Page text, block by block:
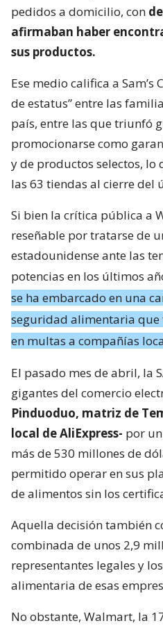
pedidos a domicilio, con
afirmaban haber
sus productos.
Ese medio califica a Sam’s
de estatus” entre las
país, entre las que triunfó
promocionarse como
y de productos selectos,
las 63 tiendas al cierre del
Si bien la crítica pública a
reseñable por tratarse de
estadounidense ante las
potencias en los últimos
se ha embarcado en una
seguridad alimentaria
en multas a compañías
El pasado mes de abril, la
gigantes del comercio
Pinduoduo, matriz de
local de AliExpress- por
más de 530 millones de
permitido operar en sus
de alimentos sin los
Aquella decisión también
combinada de unos 2,9
representantes legales y
alimentaria de esas
No obstante, Walmart, la